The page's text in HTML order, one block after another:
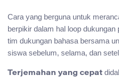
Cara yang berguna untuk
berpikir dalam hal loop
tim dukungan bahasa bersama
siswa sebelum, selama, dan
Terjemahan yang cepat